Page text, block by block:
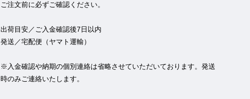
ご注文前に必ずご確認ください。
出荷目安／ご入金確認後7日以内
発送／宅配便（ヤマト運輸）
※入金確認や納期の個別連絡は省略させていただいております。発送
時のみご連絡いたします。